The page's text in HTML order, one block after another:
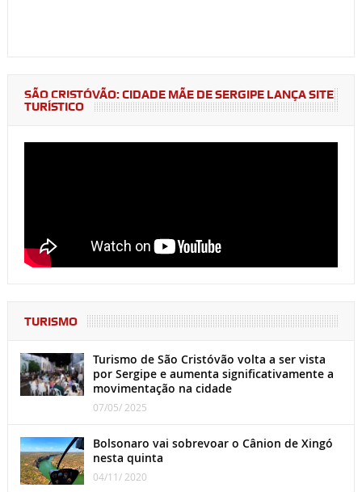
SÃO CRISTÓVÃO: CIDADE MÃE DE SERGIPE LANÇA SITE
TURÍSTICO
TURISMO
Turismo de São Cristóvão volta a ser vista
por Sergipe e aumenta significativamente a
movimentação na cidade
07/05/ 2025
Bolsonaro vai sobrevoar o Cânion de Xingó
nesta quinta
04/11/ 2020